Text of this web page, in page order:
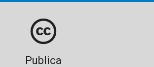
Publica